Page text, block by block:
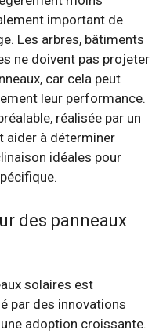
important de
Les arbres, bâtiments
ne doivent pas projeter
car cela peut
leur performance.
réalisée par un
aider à déterminer
idéales pour
des panneaux
solaires est
par des innovations
adoption croissante.